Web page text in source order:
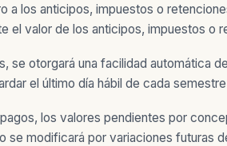
los anticipos, impuestos o
el valor de los anticipos, impuestos o
otorgará una facilidad automática
el último día hábil de cada
los valores pendientes por
modificará por variaciones futuras